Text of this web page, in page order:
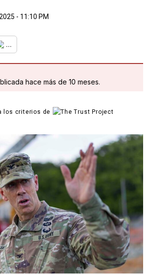
- 11:10 PM
...
hace más de 10 meses.
los criterios de